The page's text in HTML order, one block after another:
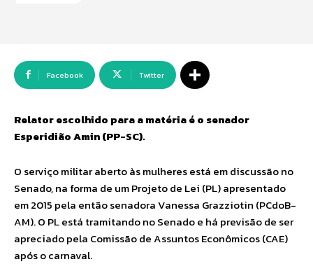
Facebook Twitter
Relator escolhido para a matéria é o senador
Esperidião Amin (PP-SC).
O serviço militar aberto às mulheres está em discussão no
Senado, na forma de um Projeto de Lei (PL) apresentado
em 2015 pela então senadora Vanessa Grazziotin (PCdoB-
AM). O PL está tramitando no Senado e há previsão de ser
apreciado pela Comissão de Assuntos Econômicos (CAE)
após o carnaval.